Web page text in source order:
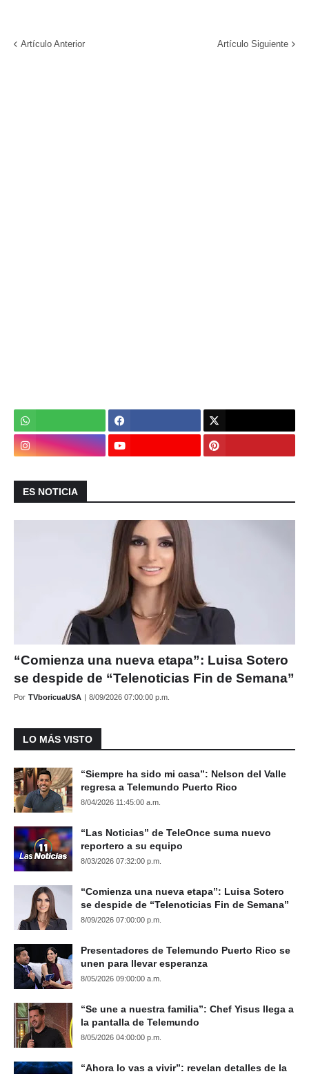
Artículo Anterior Artículo Siguiente
ES NOTICIA
“Comienza una nueva etapa”: Luisa Sotero
se despide de “Telenoticias Fin de Semana”
Por TVboricuaUSA | 8/09/2026 07:00:00 p.m.
LO MÁS VISTO
“Siempre ha sido mi casa”: Nelson del Valle
regresa a Telemundo Puerto Rico
8/04/2026 11:45:00 a.m.
“Las Noticias” de TeleOnce suma nuevo
reportero a su equipo
8/03/2026 07:32:00 p.m.
“Comienza una nueva etapa”: Luisa Sotero
se despide de “Telenoticias Fin de Semana”
8/09/2026 07:00:00 p.m.
Presentadores de Telemundo Puerto Rico se
unen para llevar esperanza
8/05/2026 09:00:00 a.m.
“Se une a nuestra familia”: Chef Yisus llega a
la pantalla de Telemundo
8/05/2026 04:00:00 p.m.
“Ahora lo vas a vivir”: revelan detalles de la